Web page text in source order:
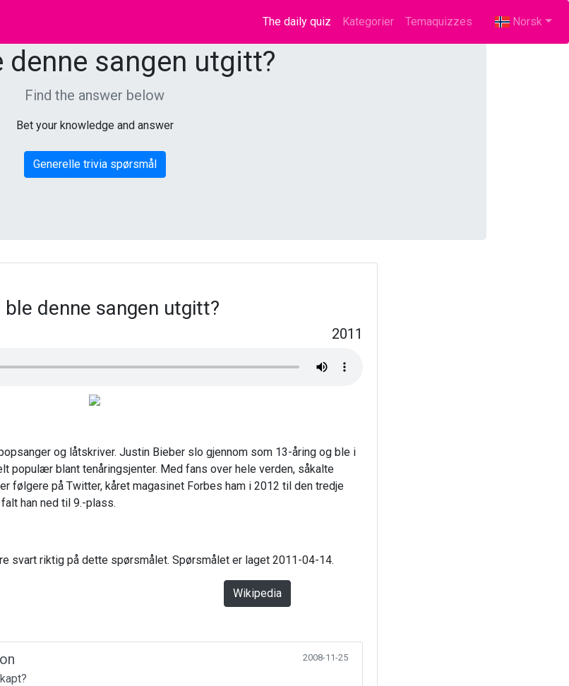
The daily quiz (current)
Kategorier Temaquizzes Norsk
denne sangen utgitt?
Find the answer below
Bet your knowledge and answer
Generelle trivia spørsmål
ble denne sangen utgitt?
2011
og låtskriver. Justin Bieber slo gjennom som 13-åring og ble i
populær blant tenåringsjenter. Med fans over hele verden, såkalte
følgere på Twitter, kåret magasinet Forbes ham i 2012 til den tredje
han ned til 9.-plass.
svart riktig på dette spørsmålet. Spørsmålet er laget 2011-04-14.
Wikipedia
2008-11-25